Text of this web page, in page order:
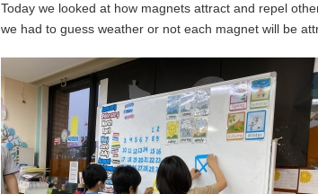
Today we looked at how magnets attract and repel
we had to guess weather or not each magnet will be